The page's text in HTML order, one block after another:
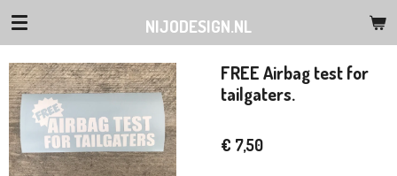
Ga
naar
de
hoofdinhoud
NIJODESIGN.NL
FREE Airbag test for
tailgaters.
€ 7,50